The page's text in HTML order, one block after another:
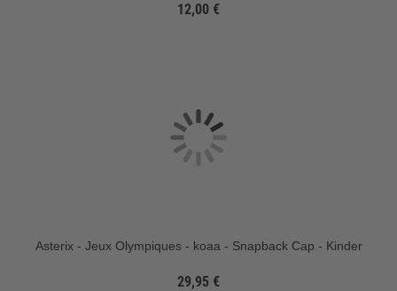
12,00 €
Asterix - Jeux Olympiques - koaa - Snapback Cap - Kinder
29,95 €